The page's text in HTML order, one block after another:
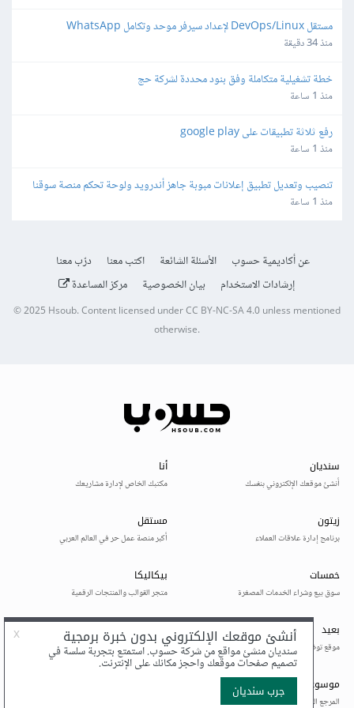
Automation - API Gateway
منذ 34 دقيقة
خطة تشغيلية متكاملة وفق بنود محددة لشركة حج
منذ 1 ساعة
رفع ثلاثة تطبيقات على google play
منذ 1 ساعة
تنصيب وتعديل تطبيق إعلانات مبوبة جاهز أندرويد ولوحة تحكم منصة سوقنا
منذ 1 ساعة
عن أكاديمية حسوب الأسئلة الشائعة اكتب معنا
درّب معنا
إرشادات الاستخدام
بيان الخصوصية مركز المساعدة
© 2025 Hsoub.Content licensed underCC BY-NC-SA 4.0unless mentioned
otherwise.